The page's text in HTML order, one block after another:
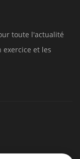
toute l'actualité
et les